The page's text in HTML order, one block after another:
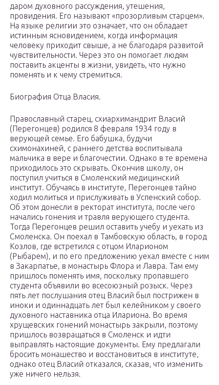
даром духовного рассуждения, утешения,
провидения. Его называют «прозорливым старцем».
На языке религии это означает, что он обладает
истинным ясновидением, когда информация
человеку приходит свыше, а не благодаря развитой
чувствительности. Через это он помогает людям
поставить акценты в жизни, увидеть, что нужно
поменять и к чему стремиться.
Биография Отца Власия.
Православный старец, схиархимандрит Власий
(Перегонцев) родился 8 февраля 1934 году в
верующей семье. Его бабушка, будучи
схимонахиней, с раннего детства воспитывала
мальчика в вере и благочестии. Однако в те времена
приходилось это скрывать. Окончив школу, он
поступил учиться в Смоленский медицинский
институт. Обучаясь в институте, Перегонцев тайно
ходил молиться и прислуживать в Успенский собор.
Об этом донесли в ректорат института, после чего
начались гонения и травля верующего студента.
Тогда Перегонцев решил оставить учебу и уехать из
Смоленска. Он поехал в Тамбовскую область, в город
Козлов, где встретился с отцом Иларионом
(Рыбарем), и по его предложению уехал вместе с ним
в Закарпатье, в монастырь Флора и Лавра. Там ему
пришлось поменять имя, поскольку пропавшего
студента объявили во всесоюзный розыск. Через
пять лет послушания отец Власий был пострижен в
иноки и одиннадцать лет был келейником у своего
духовного наставника отца Илариона. Во время
хрущевских гонений монастырь закрыли, поэтому
пришлось возвращаться в Смоленск и идти
выправлять настоящие документы. Ему предлагали
бросить монашество и восстановиться в институте,
однако отец Власий отказался, сказав, что изменить
уже ничего нельзя.